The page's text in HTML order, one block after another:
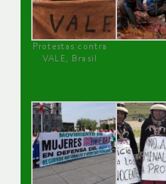
Protestas contra
VALE, Brasil